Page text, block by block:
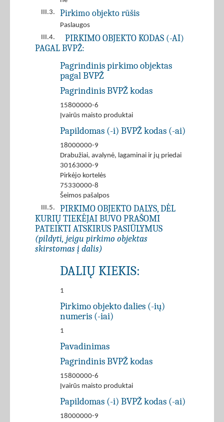
III.3.
Pirkimo objekto rūšis
Paslaugos
III.4.
PIRKIMO OBJEKTO KODAS (-AI)
PAGAL BVPŽ:
Pagrindinis pirkimo objektas
pagal BVPŽ
Pagrindinis BVPŽ kodas
15800000-6
Įvairūs maisto produktai
Papildomas (-i) BVPŽ kodas (-ai)
18000000-9
Drabužiai, avalynė, lagaminai ir jų priedai
30163000-9
Pirkėjo kortelės
75330000-8
Šeimos pašalpos
III.5.
PIRKIMO OBJEKTO DALYS, DĖL
KURIŲ TIEKĖJAI BUVO PRAŠOMI
PATEIKTI ATSKIRUS PASIŪLYMUS
(pildyti, jeigu pirkimo objektas
skirstomas į dalis)
DALIŲ KIEKIS:
1
Pirkimo objekto dalies (-ių)
numeris (-iai)
1
Pavadinimas
Pagrindinis BVPŽ kodas
15800000-6
Įvairūs maisto produktai
Papildomas (-i) BVPŽ kodas (-ai)
18000000-9